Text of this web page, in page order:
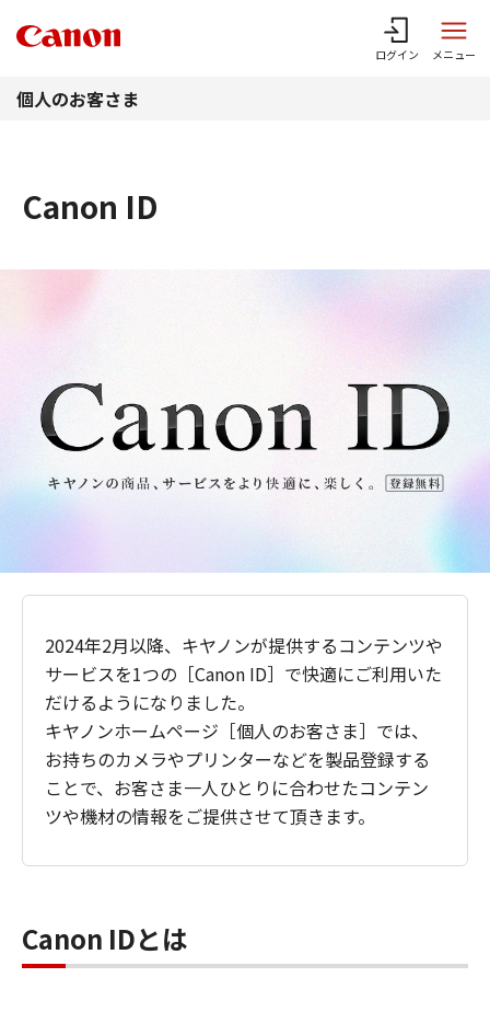
ログイン メニュー
個人のお客さま
Canon ID
2024年2月以降、キヤノンが提供するコンテンツや
サービスを1つの［Canon ID］で快適にご利用いた
だけるようになりました。
キヤノンホームページ［個人のお客さま］では、
お持ちのカメラやプリンターなどを製品登録する
ことで、お客さま一人ひとりに合わせたコンテン
ツや機材の情報をご提供させて頂きます。
Canon IDとは